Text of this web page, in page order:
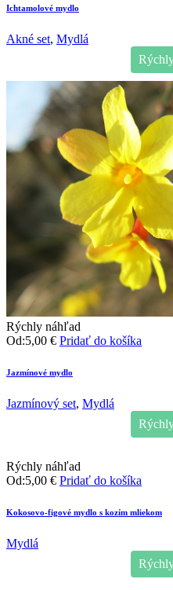
Ichtamolové mydlo
Akné set, Mydlá
Rýchly náhľad
Od:5,00 € Pridať do košíka
Jazmínové mydlo
Jazmínový set, Mydlá
Rýchly náhľad
Od:5,00 € Pridať do košíka
Kokosovo-figové mydlo s kozím mliekom
Mydlá